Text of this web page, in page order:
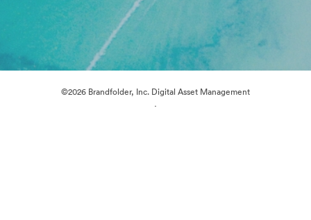
©2026 Brandfolder, Inc. Digital Asset Management
·